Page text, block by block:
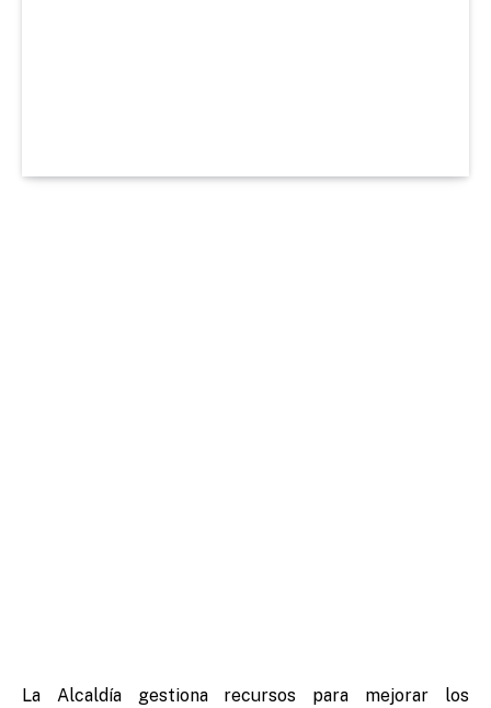
La Alcaldía gestiona recursos para mejorar los